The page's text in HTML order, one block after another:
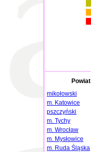
Powiat
mikołowski
m. Katowice
pszczyński
m. Tychy
m. Wrocław
m. Mysłowice
m. Ruda Śląska